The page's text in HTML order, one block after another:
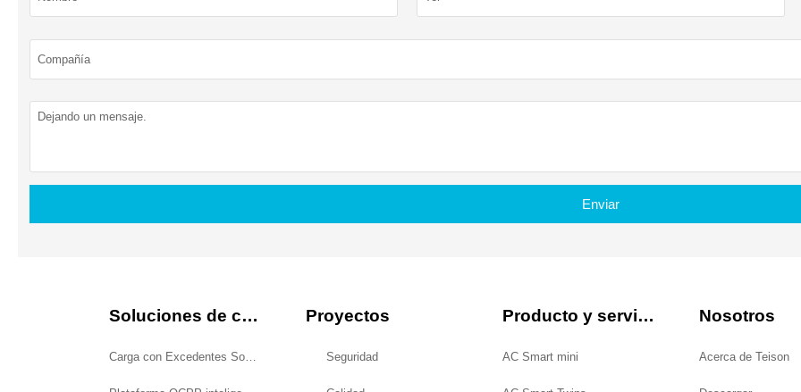
Enviar
Soluciones de carga
Carga con Excedentes Solares
Proyectos
Seguridad
Producto y servicio
AC Smart mini
Nosotros
Acerca de Teison